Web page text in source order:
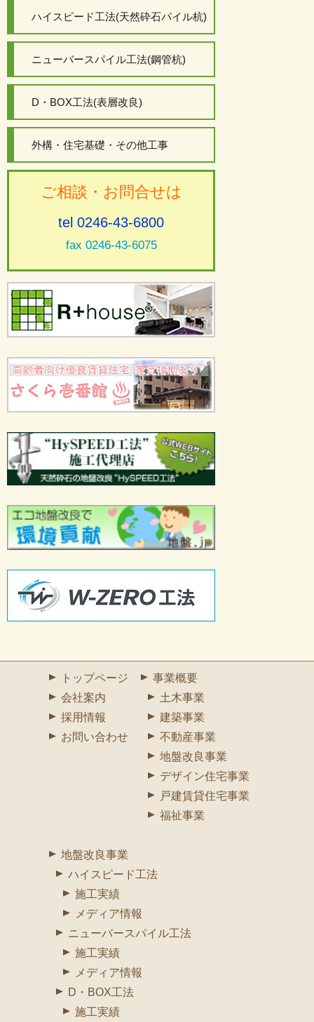
ハイスピード工法(天然砕石パイル杭)
ニューバースパイル工法(鋼管杭)
D・BOX工法(表層改良)
外構・住宅基礎・その他工事
ご相談・お問合せは
tel 0246-43-6800
fax 0246-43-6075
トップページ
会社案内
採用情報
お問い合わせ
事業概要
土木事業
建築事業
不動産事業
地盤改良事業
デザイン住宅事業
戸建賃貸住宅事業
福祉事業
地盤改良事業
ハイスピード工法
施工実績
メディア情報
ニューバースパイル工法
施工実績
メディア情報
D・BOX工法
施工実績